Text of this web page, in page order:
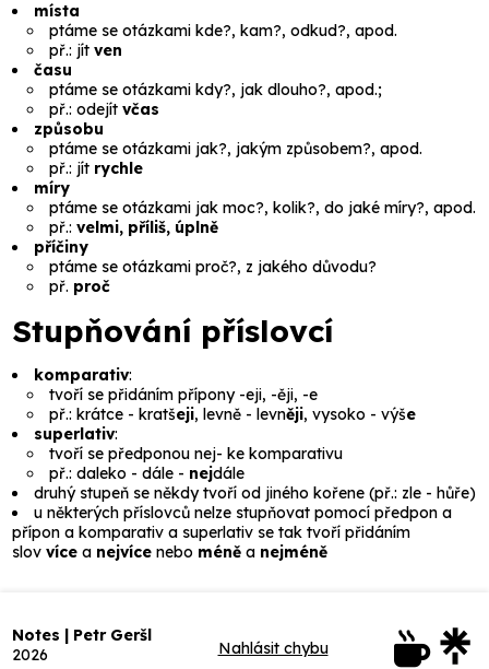
místa
ptáme se otázkami kde?, kam?, odkud?, apod.
př.: jítven
času
ptáme se otázkami kdy?, jak dlouho?, apod.;
př.:odejítvčas
způsobu
ptáme se otázkami jak?, jakým způsobem?, apod.
př.: jít rychle
míry
ptáme se otázkami jak moc?, kolik?, do jaké míry?, apod.
př.:velmi, příliš, úplně
příčiny
ptáme se otázkamiproč?, z jakého důvodu?
př. proč
Stupňování příslovcí
komparativ:
tvoří se přidáním přípony -eji, -ěji, -e
př.: krátce - kratšeji, levně - levněji, vysoko - výše
superlativ:
tvoří se předponounej- ke komparativu
př.:daleko - dále - nejdále
druhý stupeň se někdy tvoří od jiného kořene (př.: zle - hůře)
u některých příslovců nelze stupňovat pomocí předpon a
přípon a komparativ a superlativ se tak tvoří přidáním
slovvíce a nejvíce nebo méně a nejméně
Notes | Petr Geršl
2026
Nahlásit chybu